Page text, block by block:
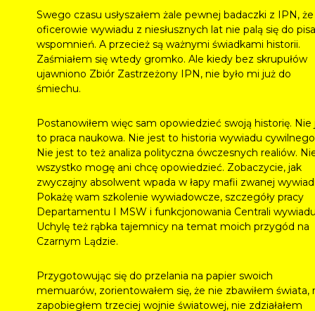
Swego czasu usłyszałem żale pewnej badaczki z IPN, że
oficerowie wywiadu z niesłusznych lat nie palą się do
wspomnień. A przecież są ważnymi świadkami historii.
Zaśmiałem się wtedy gromko. Ale kiedy bez skrupułów
ujawniono Zbiór Zastrzeżony IPN, nie było mi już do
śmiechu.
Postanowiłem więc sam opowiedzieć swoją historię. Nie
to praca naukowa. Nie jest to historia wywiadu
Nie jest to też analiza polityczna ówczesnych realiów.
wszystko mogę ani chcę opowiedzieć. Zobaczycie, jak
zwyczajny absolwent wpada w łapy mafii zwanej
Pokażę wam szkolenie wywiadowcze, szczegóły pracy
Departamentu I MSW i funkcjonowania Centrali
Uchylę też rąbka tajemnicy na temat moich przygód na
Czarnym Lądzie.
Przygotowując się do przelania na papier swoich
memuarów, zorientowałem się, że nie zbawiłem świata,
zapobiegłem trzeciej wojnie światowej, nie zdziałałem